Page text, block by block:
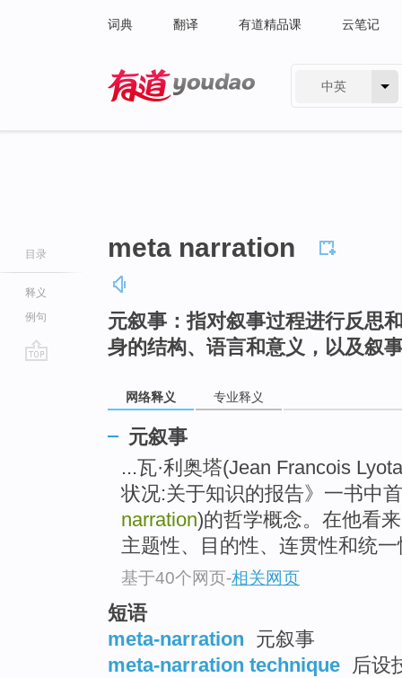
词典 翻译 有道精品课 云笔记
中英
目录
释义
例句
meta narration
元叙事：指对叙事过程进行反思
身的结构、语言和意义，以及叙
网络释义 专业释义
元叙事
...瓦·利奥塔(Jean Francois
状况:关于知识的报告》一书中
narration)的哲学概念。在他看
主题性、目的性、连贯性和统
基于40个网页-相关网页
短语
meta-narration 元叙事
meta-narration technique
后设